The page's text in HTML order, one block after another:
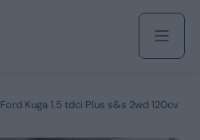
Acquista
Ford Kuga 1.5 tdci Plus s&s 2wd 120cv